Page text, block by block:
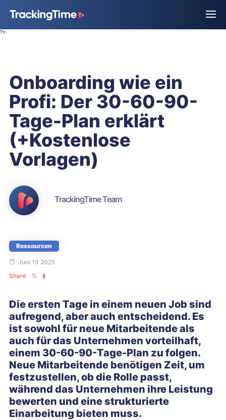
?>
Onboarding wie ein
Profi: Der 30-60-90-
Tage-Plan erklärt
(+Kostenlose
Vorlagen)
TrackingTime Team
Ressourcen
Juni 19 2025
Share
Die ersten Tage in einem neuen Job sind
aufregend, aber auch entscheidend. Es
ist sowohl für neue Mitarbeitende als
auch für das Unternehmen vorteilhaft,
einem 30-60-90-Tage-Plan zu folgen.
Neue Mitarbeitende benötigen Zeit, um
festzustellen, ob die Rolle passt,
während das Unternehmen ihre Leistung
bewerten und eine strukturierte
Einarbeitung bieten muss.